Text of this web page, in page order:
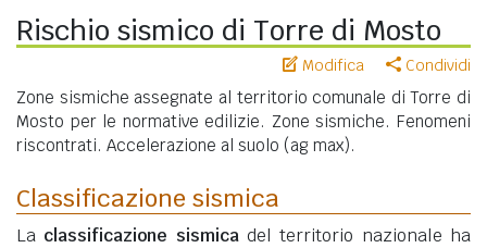
Rischio sismico di Torre di Mosto
Modifica Condividi
Zone sismiche assegnate al territorio comunale di Torre di
Mosto per le normative edilizie. Zone sismiche. Fenomeni
riscontrati. Accelerazione al suolo (ag max).
Classificazione sismica
La classificazione sismicadel territorio nazionale ha